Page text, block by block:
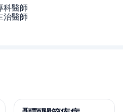
科醫師
治醫師